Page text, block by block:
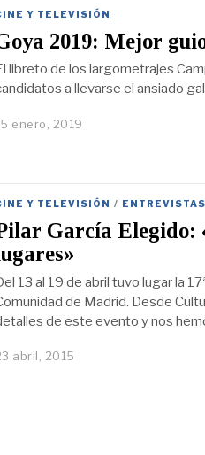
Y TELEVISIÓN
2019: Mejor
libreto de los largometrajes
a llevarse el ansiado
enero, 2019
Y TELEVISIÓN / ENTREVISTAS
García Elegido:
13 al 19 de abril tuvo lugar la
de Madrid. Desde
de este evento y nos
abril, 2015